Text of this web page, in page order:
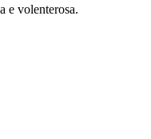
e volenterosa.